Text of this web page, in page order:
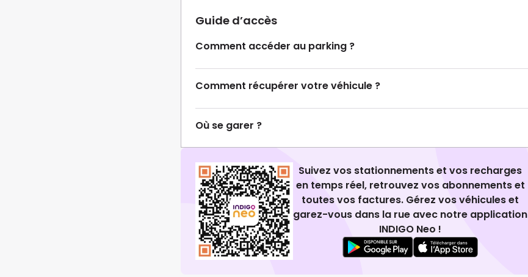
Guide d’accès
Comment accéder au parking ?
Comment récupérer votre véhicule ?
Où se garer ?
Suivez vos stationnements et vos recharges
en temps réel, retrouvez vos abonnements et
toutes vos factures. Gérez vos véhicules et
garez-vous dans la rue avec notre application
INDIGO Neo !